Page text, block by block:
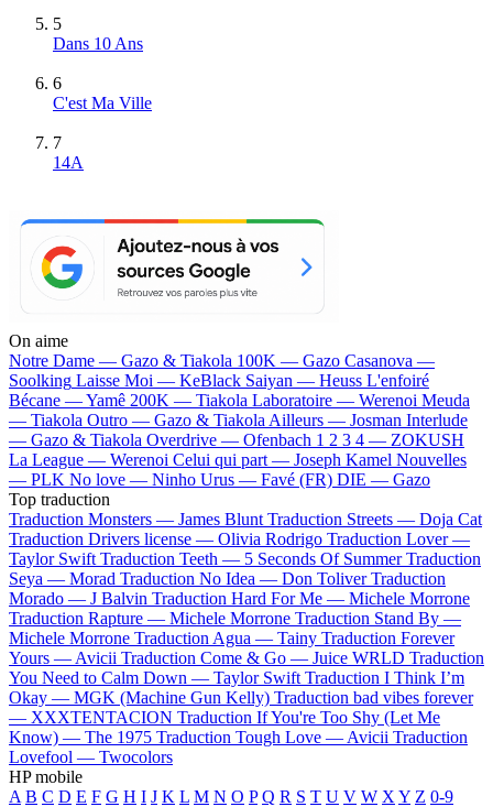
5
Dans 10 Ans
6
C'est Ma Ville
7
14A
On aime
Notre Dame — Gazo & Tiakola 100K — Gazo Casanova —
Soolking Laisse Moi — KeBlack Saiyan — Heuss L'enfoiré
Bécane —Yamê 200K — Tiakola Laboratoire — Werenoi Meuda
— Tiakola Outro — Gazo & Tiakola Ailleurs — Josman Interlude
— Gazo & Tiakola Overdrive — Ofenbach 1 2 3 4 — ZOKUSH
La League — Werenoi Celui qui part — Joseph Kamel Nouvelles
— PLK No love — Ninho Urus — Favé (FR) DIE — Gazo
Top traduction
Traduction Monsters — James Blunt Traduction Streets — Doja Cat
Traduction Drivers license — Olivia Rodrigo Traduction Lover —
Taylor Swift Traduction Teeth — 5 Seconds Of Summer Traduction
Seya — Morad Traduction No Idea — Don Toliver Traduction
Morado — J Balvin Traduction Hard For Me — Michele Morrone
Traduction Rapture — Michele Morrone Traduction Stand By —
Michele Morrone Traduction Agua — Tainy Traduction Forever
Yours — Avicii Traduction Come & Go — Juice WRLD Traduction
You Need to Calm Down — Taylor Swift Traduction I Think I’m
Okay — MGK (Machine Gun Kelly) Traduction bad vibes forever
— XXXTENTACION Traduction If You're Too Shy (Let Me
Know) — The 1975 Traduction Tough Love — Avicii Traduction
Lovefool — Twocolors
HP mobile
A B C D E F G H I J K L M N O P Q R S T U V W X Y Z 0-9